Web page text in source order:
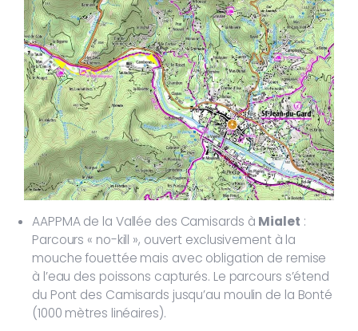
AAPPMA de la Vallée des Camisards à Mialet :
Parcours « no-kill », ouvert exclusivement à la
mouche fouettée mais avec obligation de remise
à l’eau des poissons capturés. Le parcours s’étend
du Pont des Camisards jusqu’au moulin de la Bonté
(1000 mètres linéaires).